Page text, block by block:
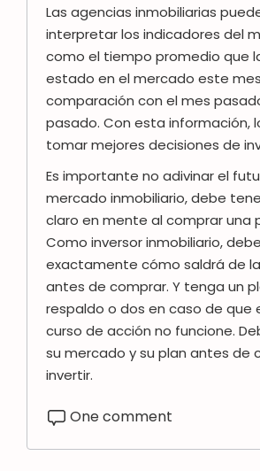
Las agencias inmobiliarias
interpretar los indicadores del
como el tiempo promedio que
estado en el mercado este
comparación con el mes
pasado. Con esta información,
tomar mejores decisiones de
Es importante no adivinar el
mercado inmobiliario, debe
claro en mente al comprar una
Como inversor inmobiliario,
exactamente cómo saldrá de
antes de comprar. Y tenga un
respaldo o dos en caso de que
curso de acción no funcione.
su mercado y su plan antes de
invertir.
One comment